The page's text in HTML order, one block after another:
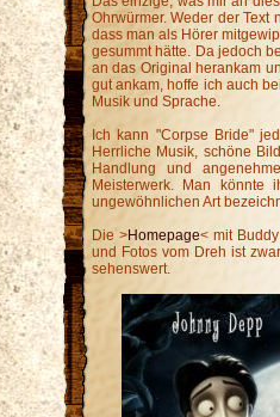
Ohrwürmer. Weder der
dass man als Hörer
gesummt hätte. Da jedoch
an das Original herankam
gut ankam, hoffe ich auch
Musik und Sprache.
Ich kann "Corpse Bride"
Herrliche Musik, schöne
Handlung und
Meisterwerk. Man
ungewöhnlichen Art
Die >Homepage< mit
und Fotos vom Dreh ist
sehenswert.